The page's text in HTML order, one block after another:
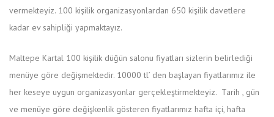
vermekteyiz. 100 kişilik organizasyonlardan 650 kişilik davetlere
kadar ev sahipliği yapmaktayız.
Maltepe Kartal 100 kişilik düğün salonu fiyatları sizlerin belirlediği
menüye göre değişmektedir. 10000 tl’ den başlayan fiyatlarımız ile
her keseye uygun organizasyonlar gerçekleştirmekteyiz. Tarih , gün
ve menüye göre değişkenlik gösteren fiyatlarımız hafta içi, hafta